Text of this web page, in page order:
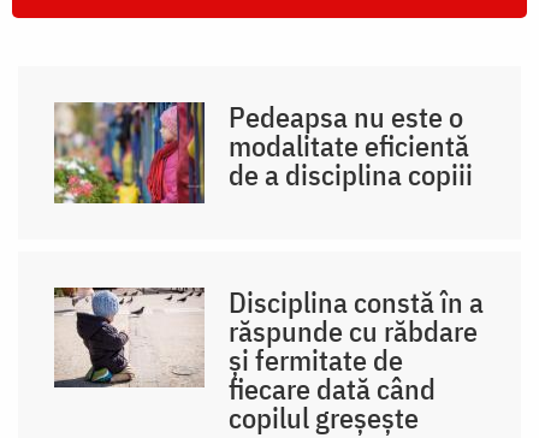
Pedeapsa nu este o
modalitate eficientă
de a disciplina copiii
Disciplina constă în a
răspunde cu răbdare
și fermitate de
fiecare dată când
copilul greșește